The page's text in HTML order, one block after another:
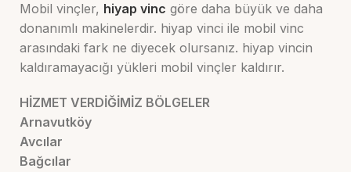
Mobil vinçler, hiyap vinc göre daha büyük ve daha
donanımlı makinelerdir. hiyap vinci ile mobil vinc
arasındaki fark ne diyecek olursanız. hiyap vincin
kaldıramayacığı yükleri mobil vinçler kaldırır.
HİZMET VERDİĞİMİZ BÖLGELER
Arnavutköy
Avcılar
Bağcılar